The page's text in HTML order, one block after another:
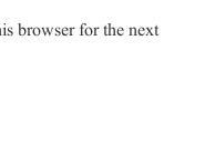
browser for the next